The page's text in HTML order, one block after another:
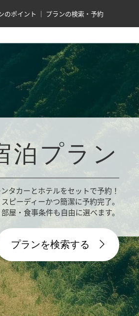
のポイント プランの検索・予約
泊プラン
ンタカーとホテルをセットで予約！
ピーディーかつ簡潔に予約完了。
屋・食事条件も自由に選べます。
プランを検索する